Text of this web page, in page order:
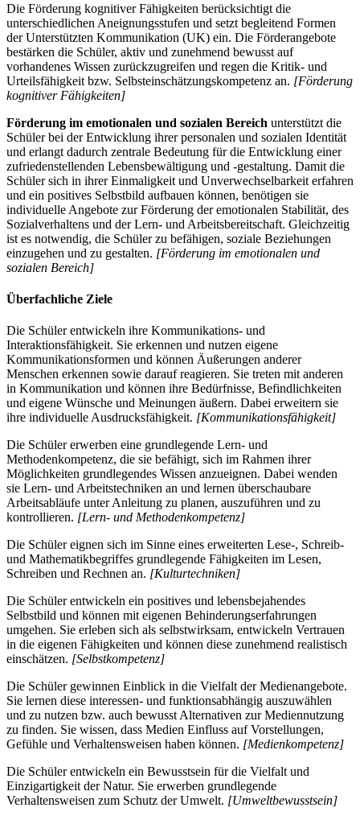
Die Förderung kognitiver Fähigkeiten berücksichtigt die
unterschiedlichen Aneignungsstufen und setzt begleitend Formen
der Unterstützten Kommunikation (UK) ein. Die Förderangebote
bestärken die Schüler, aktiv und zunehmend bewusst auf
vorhandenes Wissen zurückzugreifen und regen die Kritik- und
Urteilsfähigkeit bzw. Selbsteinschätzungskompetenz an. [Förderung
kognitiver Fähigkeiten]
Förderung im emotionalen und sozialen Bereich unterstützt die
Schüler bei der Entwicklung ihrer personalen und sozialen Identität
und erlangt dadurch zentrale Bedeutung für die Entwicklung einer
zufriedenstellenden Lebensbewältigung und -gestaltung. Damit die
Schüler sich in ihrer Einmaligkeit und Unverwechselbarkeit erfahren
und ein positives Selbstbild aufbauen können, benötigen sie
individuelle Angebote zur Förderung der emotionalen Stabilität, des
Sozialverhaltens und der Lern- und Arbeitsbereitschaft. Gleichzeitig
ist es notwendig, die Schüler zu befähigen, soziale Beziehungen
einzugehen und zu gestalten. [Förderung im emotionalen und
sozialen Bereich]
Überfachliche Ziele
Die Schüler entwickeln ihre Kommunikations- und
Interaktionsfähigkeit. Sie erkennen und nutzen eigene
Kommunikationsformen und können Äußerungen anderer
Menschen erkennen sowie darauf reagieren. Sie treten mit anderen
in Kommunikation und können ihre Bedürfnisse, Befindlichkeiten
und eigene Wünsche und Meinungen äußern. Dabei erweitern sie
ihre individuelle Ausdrucksfähigkeit. [Kommunikationsfähigkeit]
Die Schüler erwerben eine grundlegende Lern- und
Methodenkompetenz, die sie befähigt, sich im Rahmen ihrer
Möglichkeiten grundlegendes Wissen anzueignen. Dabei wenden
sie Lern- und Arbeitstechniken an und lernen überschaubare
Arbeitsabläufe unter Anleitung zu planen, auszuführen und zu
kontrollieren. [Lern- und Methodenkompetenz]
Die Schüler eignen sich im Sinne eines erweiterten Lese-, Schreib-
und Mathematikbegriffes grundlegende Fähigkeiten im Lesen,
Schreiben und Rechnen an. [Kulturtechniken]
Die Schüler entwickeln ein positives und lebensbejahendes
Selbstbild und können mit eigenen Behinderungserfahrungen
umgehen. Sie erleben sich als selbstwirksam, entwickeln Vertrauen
in die eigenen Fähigkeiten und können diese zunehmend realistisch
einschätzen. [Selbstkompetenz]
Die Schüler gewinnen Einblick in die Vielfalt der Medienangebote.
Sie lernen diese interessen- und funktionsabhängig auszuwählen
und zu nutzen bzw. auch bewusst Alternativen zur Mediennutzung
zu finden. Sie wissen, dass Medien Einfluss auf Vorstellungen,
Gefühle und Verhaltensweisen haben können. [Medienkompetenz]
Die Schüler entwickeln ein Bewusstsein für die Vielfalt und
Einzigartigkeit der Natur. Sie erwerben grundlegende
Verhaltensweisen zum Schutz der Umwelt. [Umweltbewusstsein]